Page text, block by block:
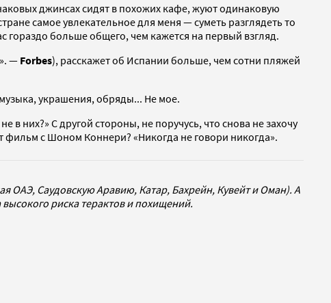
джинсах сидят в похожих кафе, жуют одинаковую
самое увлекательное для меня — суметь разглядеть то
гораздо больше общего, чем кажется на первый взгляд.
— Forbes), расскажет об Испании больше, чем сотни пляжей
украшения, обряды... Не мое.
них?» С другой стороны, не поручусь, что снова не захочу
с Шоном Коннери? «Никогда не говори никогда».
ОАЭ, Саудовскую Аравию, Катар, Бахрейн, Кувейт и Оман). А
риска терактов и похищений.